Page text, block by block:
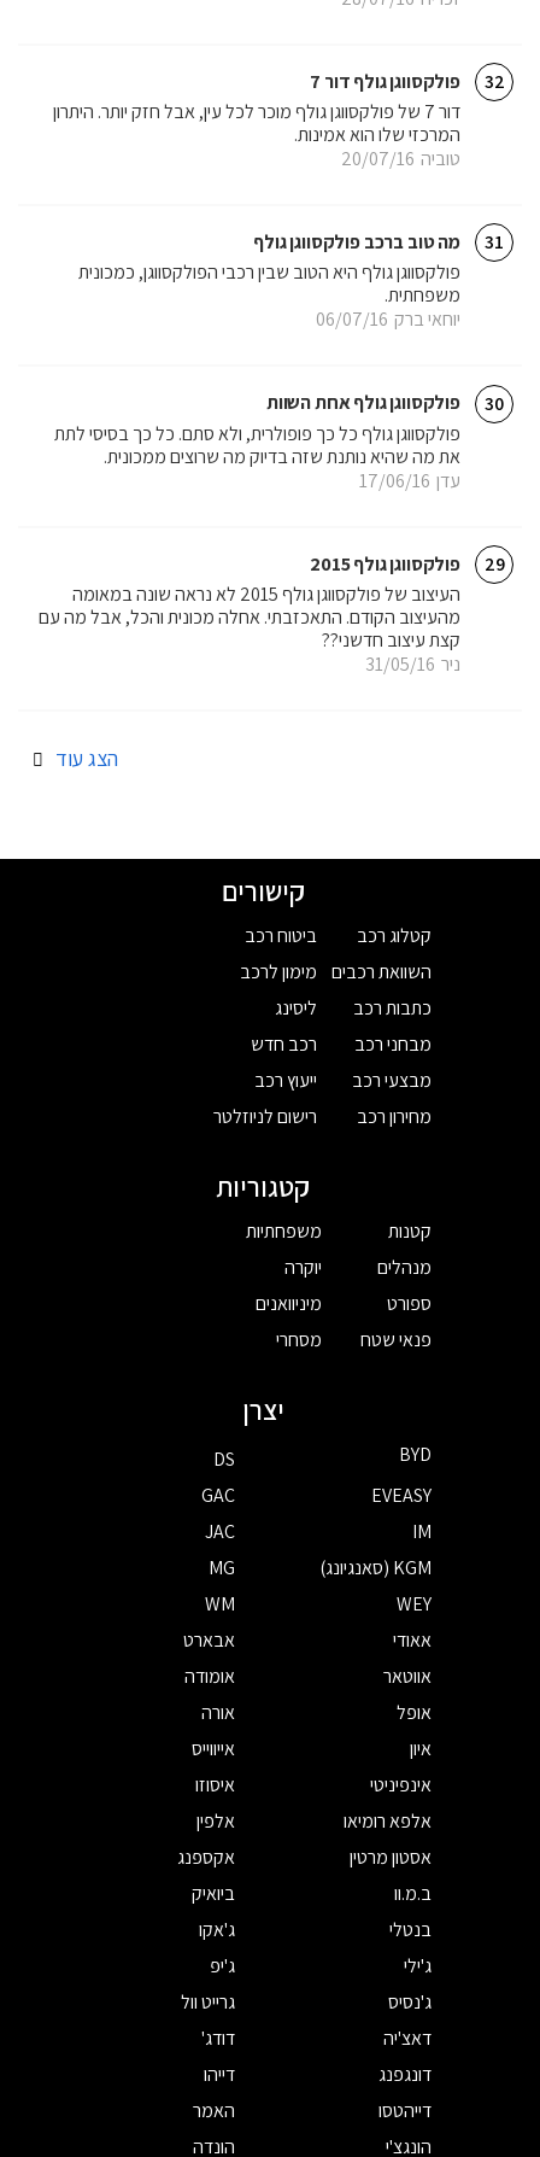
32 פולקסווגן גולף דור 7
טוביה 20/07/16
דור 7 של פולקסווגן גולף מוכר לכל עין, אבל חזק יותר. היתרון
המרכזי שלו הוא אמינות.
31 מה טוב ברכב פולקסווגן גולף
יוחאי ברק 06/07/16
פולקסווגן גולף היא הטוב שבין רכבי הפולקסווגן, כמכונית
משפחתית.
30 פולקסווגן גולף אחת השוות
עדן 17/06/16
פולקסווגן גולף כל כך פופולרית, ולא סתם. כל כך בסיסי לתת
את מה שהיא נותנת שזה בדיוק מה שרוצים ממכונית.
29 פולקסווגן גולף 2015
ניר 31/05/16
העיצוב של פולקסווגן גולף 2015 לא נראה שונה במאומה
מהעיצוב הקודם. התאכזבתי. אחלה מכונית והכל, אבל מה עם
קצת עיצוב חדשני??
הצג עוד
קישורים
קטלוג רכב
השוואת רכבים
כתבות רכב
מבחני רכב
מבצעי רכב
מחירון רכב
ביטוח רכב
מימון לרכב
ליסינג
רכב חדש
ייעוץ רכב
רישום לניוזלטר
קטגוריות
קטנות
מנהלים
ספורט
פנאי שטח
משפחתיות
יוקרה
מיניוואנים
מסחרי
יצרן
BYD
DS
EVEASY
GAC
IM
JAC
KGM (סאנגיונג)
MG
WEY
WM
אאודי
אבארט
אווטאר
אומודה
אופל
אורה
איון
אייווייס
אינפיניטי
איסוזו
אלפא רומיאו
אלפין
אסטון מרטין
אקספנג
ב.מ.וו
ביואיק
בנטלי
ג'אקו
ג'ילי
ג'יפ
ג'נסיס
גרייט וול
דאצ'יה
דודג'
דונגפנג
דייהו
דייהטסו
האמר
הונגצ'י
הונדה